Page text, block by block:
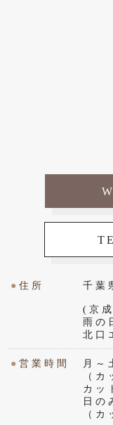
●住所 千葉
(京
雨の
北口
●営業時間
月
（
カッ
日の
（